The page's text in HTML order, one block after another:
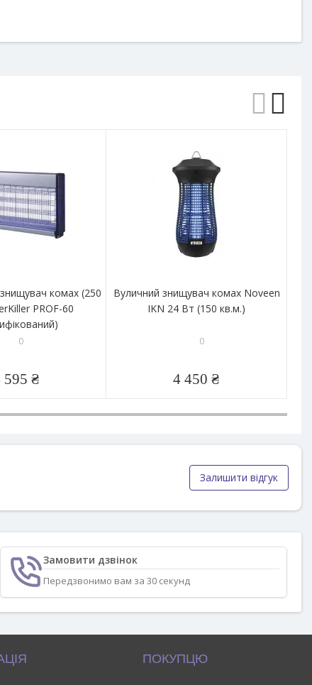
комах (250
PROF-60
0
595 ₴
Вуличний знищувач комах Noveen
IKN 24 Вт (150 кв.м.)
0
4 450 ₴
Залишити відгук
Замовити дзвінок
Передзвонимо вам за 30 секунд
ПОКУПЦЮ